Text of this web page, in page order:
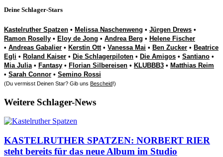
Deine Schlager-Stars
Kastelruther Spatzen • Melissa Naschenweng • Jürgen Drews •
Ramon Roselly • Eloy de Jong • Andrea Berg • Helene Fischer
• Andreas Gabalier • Kerstin Ott• Vanessa Mai • Ben Zucker • Beatrice
Egli • Roland Kaiser • Die Schlagerpiloten • Die Amigos • Santiano •
Mia Julia • Fantasy • Florian Silbereisen • KLUBBB3 • Matthias Reim
• Sarah Connor • Semino Rossi
(Du vermisst Deinen Star? Gib uns Bescheid!)
Weitere Schlager-News
KASTELRUTHER SPATZEN: NORBERT RIER
steht bereits für das neue Album im Studio